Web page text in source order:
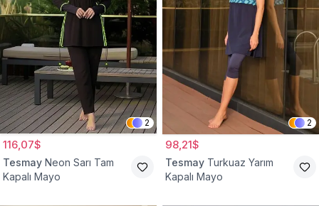
2
116,07$
Tesmay Neon Sarı Tam
Kapalı Mayo
2
98,21$
Tesmay Turkuaz Yarım
Kapalı Mayo